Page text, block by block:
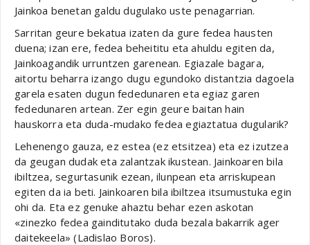
Jainkoa benetan galdu dugulako uste penagarrian.
Sarritan geure bekatua izaten da gure fedea hausten
duena; izan ere, fedea beheititu eta ahuldu egiten da,
Jainkoagandik urruntzen garenean. Egiazale bagara,
aitortu beharra izango dugu egundoko distantzia dagoela
garela esaten dugun fededunaren eta egiaz garen
fededunaren artean. Zer egin geure baitan hain
hauskorra eta duda-mudako fedea egiaztatua dugularik?
Lehenengo gauza, ez estea (ez etsitzea) eta ez izutzea
da geugan dudak eta zalantzak ikustean. Jainkoaren bila
ibiltzea, segurtasunik ezean, ilunpean eta arriskupean
egiten da ia beti. Jainkoaren bila ibiltzea itsumustuka egin
ohi da. Eta ez genuke ahaztu behar ezen askotan
«zinezko fedea gainditutako duda bezala bakarrik ager
daitekeela» (Ladislao Boros).